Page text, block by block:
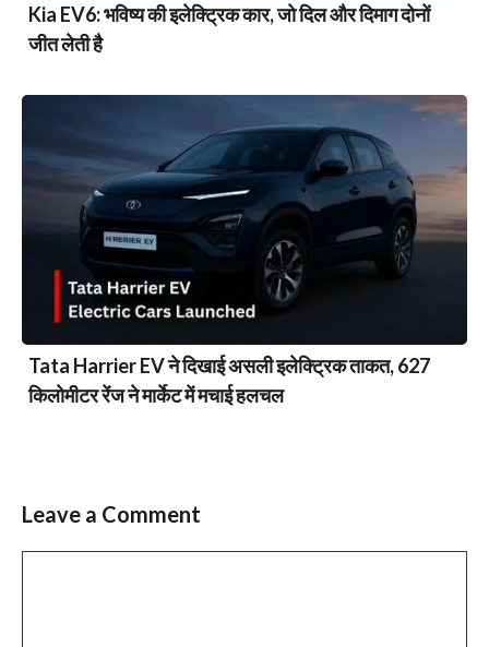
Kia EV6: भविष्य की इलेक्ट्रिक कार, जो दिल और दिमाग दोनों
जीत लेती है
Tata Harrier EV ने दिखाई असली इलेक्ट्रिक ताकत, 627
किलोमीटर रेंज ने मार्केट में मचाई हलचल
Leave a Comment